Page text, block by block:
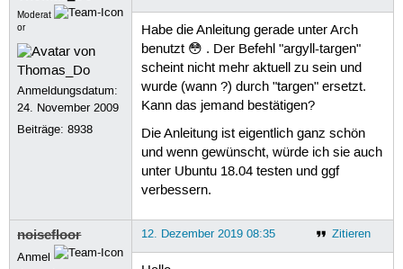
Moderat
or
Anmeldungsdatum:
24. November 2009
Beiträge:8938
Habe die Anleitung gerade unter Arch
benutzt 😳 . Der Befehl "argyll-targen"
scheint nicht mehr aktuell zu sein und
wurde (wann ?) durch "targen" ersetzt.
Kann das jemand bestätigen?
Die Anleitung ist eigentlich ganz schön
und wenn gewünscht, würde ich sie auch
unter Ubuntu 18.04 testen und ggf
verbessern.
noisefloor
Anmel
Zitieren
12. Dezember 2019 08:35